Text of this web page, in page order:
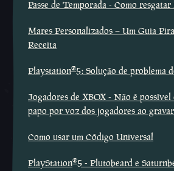
Passe de Temporada - Como resgatar
Mares Personalizados – Um Guia
Receita
Playstation®5: Solução de problema
Jogadores de XBOX - Não é
papo por voz dos jogadores ao gravar
Como usar um Código Universal
PlayStation®5 - Plutobeard e